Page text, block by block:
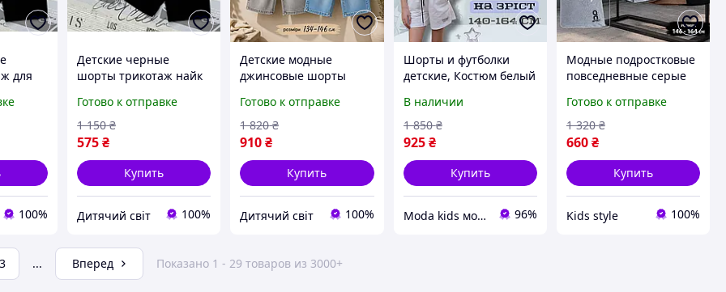
для
100%
Детские черные
шорты трикотаж найк
подростка на 158-
164см летние модные
серые спортивные
шорты nike
Готово к отправке
575₴
1 150 ₴
Купить
Дитячий світ 100%
Детские модные
джинсовые шорты
мальчикам подросткам,
красивые свободные
голубые серые шорты
для детей на лето
Готово к отправке
910₴
1 820 ₴
Купить
Дитячий світ 100%
Шорты и футболки
детские, Костюм белый
шорты для девочки
подростка, Модный
костюм девочке
В наличии
925 ₴
1 850 ₴
Купить
Moda kids модная стильная одежда для детей и подростков 96%
Модные подростковые
повседневные серые
мальчика, классные
натуральные
мальчиковые шорты
для подростков
Готово к отправке
660₴
1 320 ₴
Купить
Kids style 100%
3 ... Вперед Показано 1 - 29 товаров из 3000+